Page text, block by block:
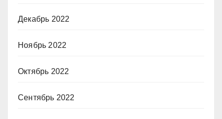
Декабрь 2022
Ноябрь 2022
Октябрь 2022
Сентябрь 2022